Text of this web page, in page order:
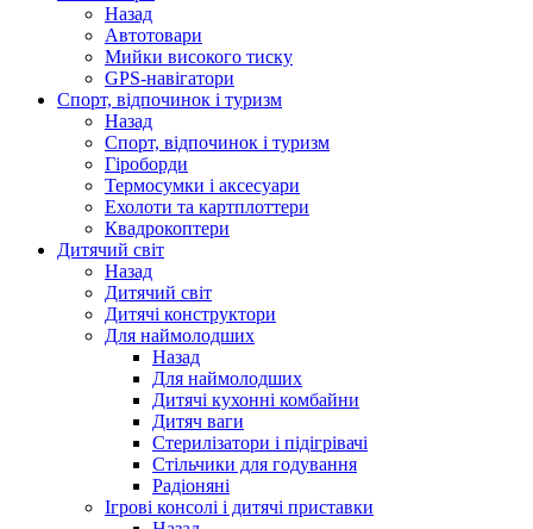
Назад
Автотовари
Мийки високого тиску
GPS-навігатори
Спорт, відпочинок і туризм
Назад
Спорт, відпочинок і туризм
Гіроборди
Термосумки і аксесуари
Ехолоти та картплоттери
Квадрокоптери
Дитячий світ
Назад
Дитячий світ
Дитячі конструктори
Для наймолодших
Назад
Для наймолодших
Дитячі кухонні комбайни
Дитяч ваги
Стерилізатори і підігрівачі
Стільчики для годування
Радіоняні
Ігрові консолі і дитячі приставки